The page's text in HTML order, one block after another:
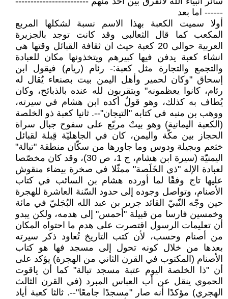
------ اما بعد
أولا سميت الكعبة بهذا الاسم نسبة لشكلها المربع
المكعب كما قال الثعالبى وقد كانت توجد بالجزيرة
العربية حوالى 20 كعبة حيث ان ثقافة القبائل وقتها هى
انشاء كعبة يدفن فيها كبيرهم ويتخذونها مكان للعبادة
والتجمع والتجارة مثل كعبة:- رئام (ريام) فيقول ابن
إسحاق "وكان لحمير وأهل اليمن بيت بصنعاء يُقال له
رئام، كانوا يعظمونه" ويتقربون لله عنده بالذبائح، وكان
يُطاف به كذلك، وهو قولٌ أكده ابن هشام في سيرته،
ووهب بن منبه في كتابه "التيجان"--. ثانيا كعبة ذو الخلصة
(الكعبة اليمانية) وهو بيتٌ مربّع على سفوح جبال سراة
الحجاز بين مكّة واليمن، كان في الجاهليّة قِبلة لقبائل
خثعم وبجيلة ودوس وما جاورها من سكّان منطقة "تبالة"
اليمنيّة (سيرة ابن هشام، ج 1، ص 30)، وقد كان مخصّصا
لعبادة الإله "ذي الخَلَصة" ممثّلا في صخرة بيضاء منقوش
عليها تاج وفقًا لما أورده هشام بن السائب في كتاب
الأصنام، وتواصل وجوده إلى حدود السّنة العاشرة للهجرة
حين وجّه النّبيّ القائد جرير بن عبد الله البُجَليّ في مائة
وخمسين فارسا من قبيلة "أحمس" إلى هدمه، ولكن يبدو
أن تعليمات الرسول اقتصرت على هدم ما احتواه المكان
من أصنام وحسب، لأن كتب التاريخ تُعاود ذكر سيرته
بعدها من خلال كونه تحول إلى مسجد فها هو كتاب
الأصنام (المكتوب في القرن الثاني من الهجرة) يؤكد على
أن "ذا الخلصة اليوم عتبة مسجد تبالة" كما أن ياقوت
الحموي ينقل عن أب العباس المبرد (في القرن الثالث
الهجري) مؤكدًا أنه صار "مسجدًا جامعًا"--. ثالثا كعبة أياد